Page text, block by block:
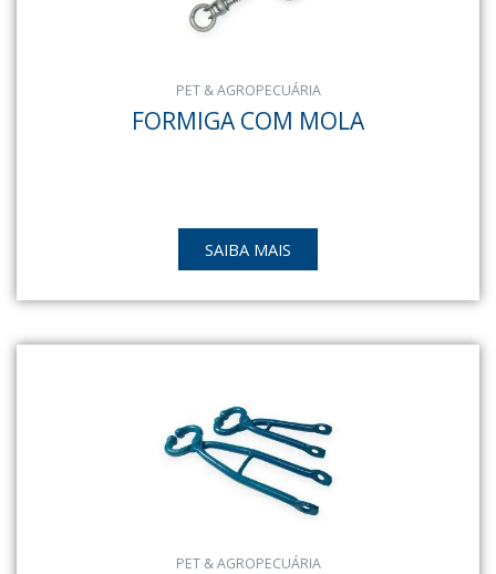
PET & AGROPECUÁRIA
FORMIGA COM MOLA
SAIBA MAIS
PET & AGROPECUÁRIA